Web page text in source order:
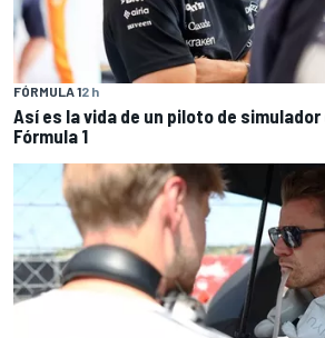
FÓRMULA 12 h
Así es la vida de un piloto de simulador
Fórmula 1